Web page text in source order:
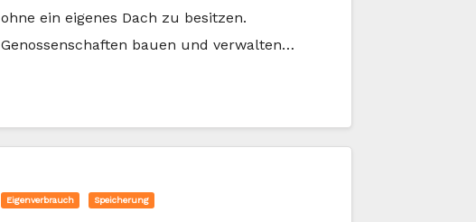
ohne ein eigenes Dach zu besitzen.
Genossenschaften bauen und verwalten…
Eigenverbrauch Speicherung